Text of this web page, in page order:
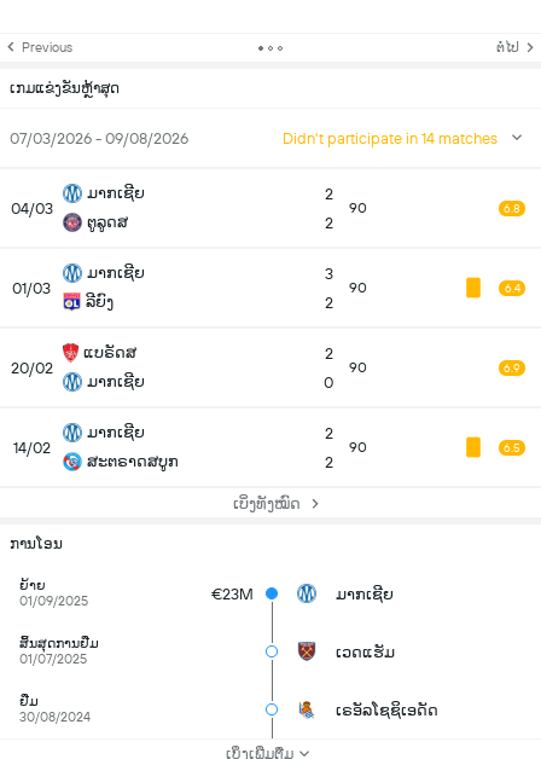
Previous ຕໍ່ໄປ
ເກມແຂ່ງຂັນຫຼ້າສຸດ
07/03/2026 - 09/08/2026 Didn't participate in 14 matches
04/03
ມາກເຊີຍ
ຕູລູດສ
2
2
90 6.8
01/03
ມາກເຊີຍ
ລີຍົງ
3
2
90 6.4
20/02
ແບຣັດສ
ມາກເຊີຍ
2
0
90 6.9
14/02
ມາກເຊີຍ
ສະຕຣາດສບູກ
2
2
90 6.5
ເບິ່ງທັງໝົດ
ການໂອນ
ຍ້າຍ
01/09/2025
€23M ມາກເຊີຍ
ສິ້ນສຸດການຢືມ
01/07/2025
ເວດແຮັມ
ຢືມ
30/08/2024
ເຣອັລໂຊຊິເອດັດ
ເບິ່ງເພີ່ມຕື່ມ